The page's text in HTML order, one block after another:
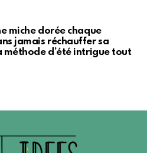
miche dorée chaque
jamais réchauffer sa
méthode d’été intrigue tout